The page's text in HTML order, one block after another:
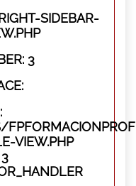
SIDEBAR-
3
VIEW.PHP